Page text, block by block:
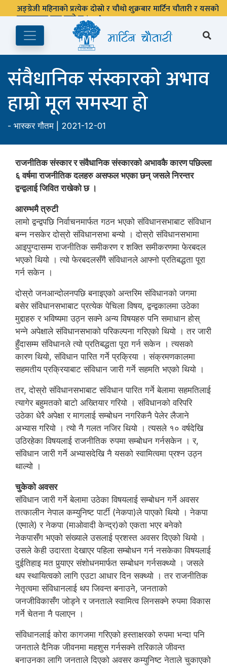
पुस्तकालय बन्द रहने छ ।
संवैधानिक संस्कारको अभाव
हाम्रो मूल समस्या हो
- भास्कर गौतम | 2021-12-01
राजनीतिक संस्कार र संवैधानिक संस्कारको अभावकै कारण पछिल्ला
६ वर्षमा राजनीतिक दलहरु असफल भएका छन् जसले निरन्तर
द्वन्द्वलाई जिवित राखेको छ ।
आरम्भमै त्रुटी
लामो द्वन्द्वपछि निर्वाचनमार्फत गठन भएको संविधानसभाबाट संविधान
बन्न नसकेर दोस्रो संविधानसभा बन्यो । दोस्रो संविधानसभामा
आइपुग्दासम्म राजनीतिक समीकरण र शक्ति समीकरणमा फेरबदल
भएको थियो । त्यो फेरबदलसँगै संविधानले आफ्नो प्रतिबद्धता पूरा
गर्न सकेन ।
दोस्रो जनआन्दोलनपछि बनाइएको अन्तरिम संविधानको जगमा
बसेर संविधानसभाबाट प्रत्येक पेचिला विषय, द्वन्द्वकालमा उठेका
मुद्दाहरु र भविष्यमा उठ्न सक्ने अन्य विषयहरु पनि समाधान होस्
भन्ने अपेक्षाले संविधानसभाको परिकल्पना गरिएको थियो । तर जारी
हुँदासम्म संविधानले त्यो प्रतिबद्धता पूरा गर्न सकेन । त्यसको
कारण थियो, संविधान पारित गर्ने प्रक्रिया । संक्रमणकालमा
सहमतीय प्रक्रियाबाट संविधान जारी गर्ने सहमति भएको थियो ।
तर, दोस्रो संविधानसभाबाट संविधान पारित गर्ने बेलामा सहमतिलाई
त्यागेर बहुमतको बाटो अख्तियार गरियो । संविधानको वरिपरि
उठेका धेरै अपेक्षा र मागलाई सम्बोधन नगरिकनै पेलेर लैजाने
अभ्यास गरियो । त्यो नै गलत नजिर थियो । त्यसले १० वर्षदेखि
उठिरहेका विषयलाई राजनीतिक रुपमा सम्बोधन गर्नसकेन । र,
संविधान जारी गर्ने अभ्यासदेखि नै यसको स्वामित्वमा प्रश्न उठ्न
थाल्यो ।
चुकेको अवसर
संविधान जारी गर्ने बेलामा उठेका विषयलाई सम्बोधन गर्ने अवसर
तत्कालीन नेपाल कम्युनिष्ट पार्टी (नेकपा)ले पाएको थियो । नेकपा
(एमाले) र नेकपा (माओवादी केन्द्र)को एकता भएर बनेको
नेकपासँग भएको संख्याले उसलाई प्रशस्त अवसर दिएको थियो ।
उसले केही उदारता देखाएर पहिला सम्बोधन गर्न नसकेका विषयलाई
दुईतिहाइ मत पुर्‍याएर संशोधनमार्फत सम्बोधन गर्नसक्थ्यो । जसले
थप स्थायित्वको लागि एउटा आधार दिन सक्थ्यो । तर राजनीतिक
नेतृत्वमा संविधानलाई थप जिवन्त बनाउने, जनताको
जनजीविकासँग जोड्ने र जनताले स्वामित्व लिनसक्ने रुपमा विकास
गर्ने चेतना नै पलाएन ।
संविधानलाई कोरा कागजमा गरिएको हस्ताक्षरको रुपमा भन्दा पनि
जनताले दैनिक जीवनमा महशुस गर्नसक्ने तरिकाले जीवन्त
बनाउनका लागि जनताले दिएको अवसर कम्युनिष्ट नेताले चुकाएको